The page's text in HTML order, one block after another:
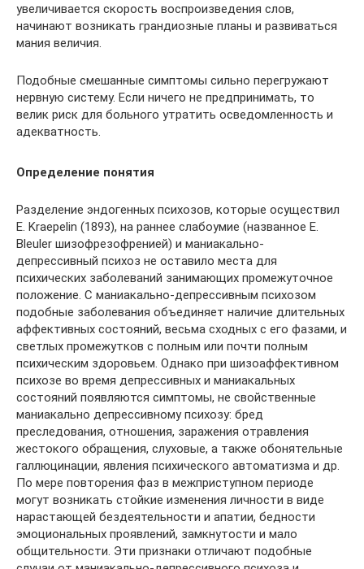
увеличивается скорость воспроизведения слов,
начинают возникать грандиозные планы и развиваться
мания величия.
Подобные смешанные симптомы сильно перегружают
нервную систему. Если ничего не предпринимать, то
велик риск для больного утратить осведомленность и
адекватность.
Определение понятия
Разделение эндогенных психозов, которые осуществил
Е. Kraepelin (1893), на раннее слабоумие (названное E.
Bleuler шизофрезофренией) и маниакально-
депрессивный психоз не оставило места для
психических заболеваний занимающих промежуточное
положение. С маниакально-депрессивным психозом
подобные заболевания объединяет наличие длительных
аффективных состояний, весьма сходных с его фазами, и
светлых промежутков с полным или почти полным
психическим здоровьем. Однако при шизоаффективном
психозе во время депрессивных и маниакальных
состояний появляются симптомы, не свойственные
маниакально депрес­сивному психозу: бред
преследования, отношения, заражения отравления
жестокого обращения, слуховые, а также обонятельные
галлюцинации, явления психического автоматизма и др.
По мере повторения фаз в межприступном периоде
могут возникать стойкие изменения личности в виде
нарастающей бездеятельности и апатии, бедности
эмоциональных проявлений, замкнутости и мало
общительности. Эти признаки отличают подобные